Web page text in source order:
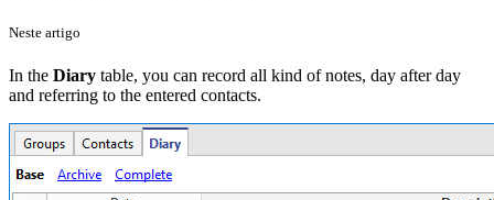
Neste artigo
In the Diary table, you can record all kind of notes, day after day
and referring to the entered contacts.